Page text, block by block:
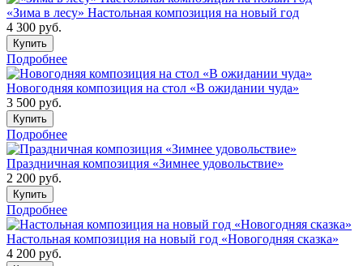
«Зима в лесу» Настольная композиция на новый год
4 300 руб.
Купить
Подробнее
Новогодняя композиция на стол «В ожидании чуда»
3 500 руб.
Купить
Подробнее
Праздничная композиция «Зимнее удовольствие»
2 200 руб.
Купить
Подробнее
Настольная композиция на новый год «Новогодняя сказка»
4 200 руб.